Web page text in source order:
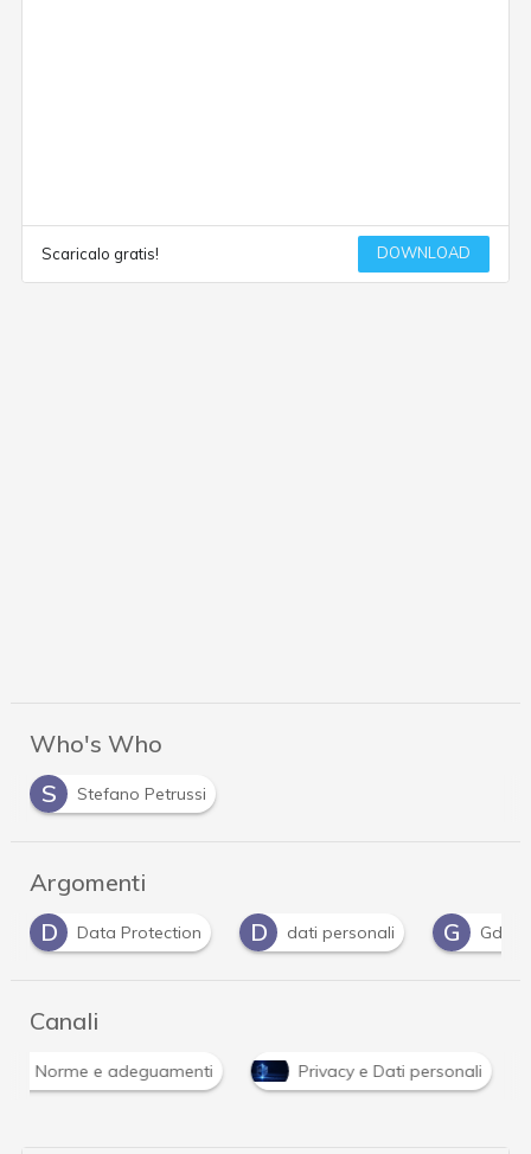
Scaricalo gratis! DOWNLOAD
Who's Who
S
Stefano Petrussi
Argomenti
D
Data Protection D dati personali G Gdpr
Canali
Norme e adeguamenti Privacy e Dati personali